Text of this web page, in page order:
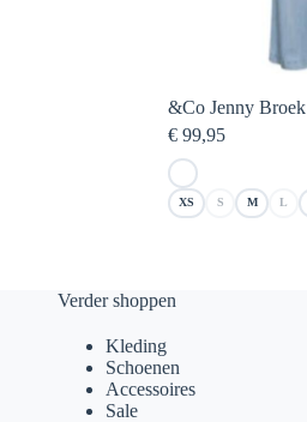
&Co Jenny Broek
€ 99,95
XS S M L
Verder shoppen
Kleding
Schoenen
Accessoires
Sale